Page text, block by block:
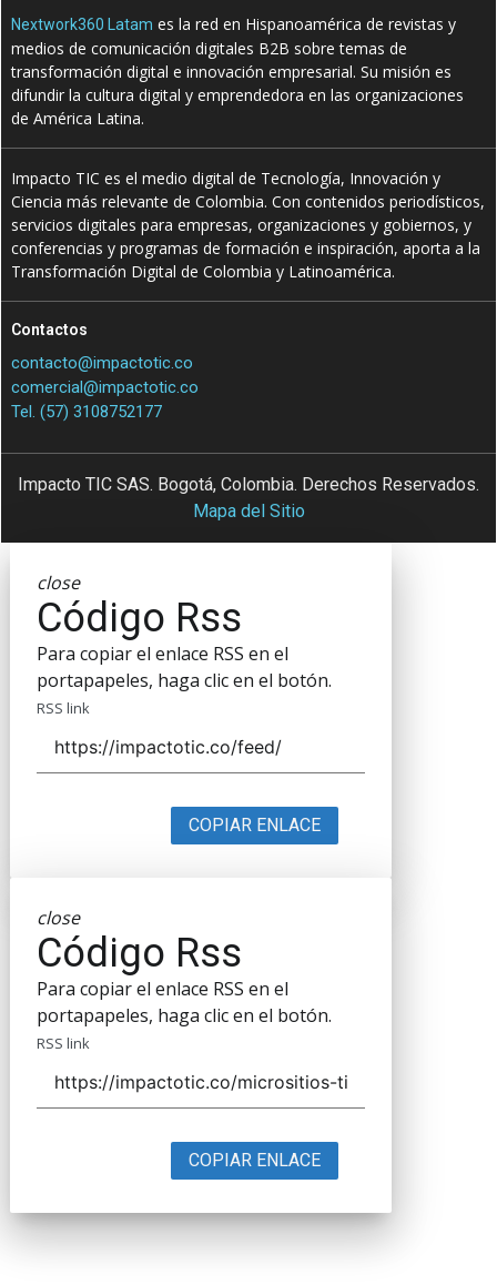
Nextwork360 Latam es la red en Hispanoamérica de revistas y
medios de comunicación digitales B2B sobre temas de
transformación digital e innovación empresarial. Su misión es
difundir la cultura digital y emprendedora en las organizaciones
de América Latina.
Impacto TIC es el medio digital de Tecnología, Innovación y
Ciencia más relevante de Colombia. Con contenidos periodísticos,
servicios digitales para empresas, organizaciones y gobiernos, y
conferencias y programas de formación e inspiración, aporta a la
Transformación Digital de Colombia y Latinoamérica.
Contactos
contacto@impactotic.co
comercial@impactotic.co
Tel. (57) 3108752177
Impacto TIC SAS. Bogotá, Colombia. Derechos Reservados.
Mapa del Sitio
close
Código Rss
Para copiar el enlace RSS en el
portapapeles, haga clic en el botón.
RSS link
COPIAR ENLACE
close
Código Rss
Para copiar el enlace RSS en el
portapapeles, haga clic en el botón.
RSS link
COPIAR ENLACE